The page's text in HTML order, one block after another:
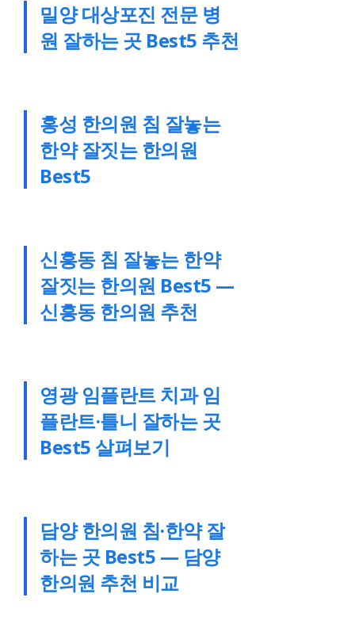
밀양 대상포진 전문 병
원 잘하는 곳 Best5 추천
홍성 한의원 침 잘놓는
한약 잘짓는 한의원
Best5
신흥동 침 잘놓는 한약
잘짓는 한의원 Best5 —
신흥동 한의원 추천
영광 임플란트 치과 임
플란트·틀니 잘하는 곳
Best5 살펴보기
담양 한의원 침·한약 잘
하는 곳 Best5 — 담양
한의원 추천 비교